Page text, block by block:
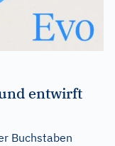
entwirft
Buchstaben